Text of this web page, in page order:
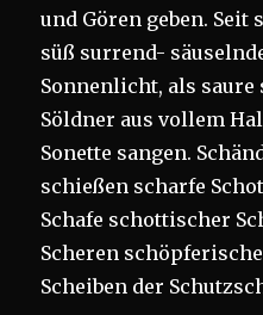
und Gören geben. Seit
süß surrend-
Sonnenlicht, als saure
Söldner aus vollem
Sonette sangen.
schießen scharfe
Schafe schottischer
Scheren
Scheiben der